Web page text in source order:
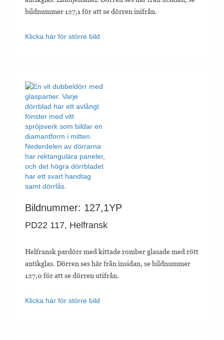
bildnummer 127,1 för att se dörren inifrån.
Klicka här för större bild
Bildnummer: 127,1YP
PD22 117, Helfransk
Helfransk pardörr med kittade romber glasade med rött
antikglas. Dörren ses här från insidan, se bildnummer
127,0 för att se dörren utifrån.
Klicka här för större bild